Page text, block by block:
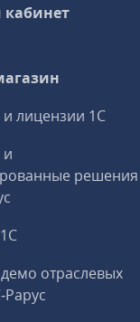
лицензии 1С
и
решения
отраслевых